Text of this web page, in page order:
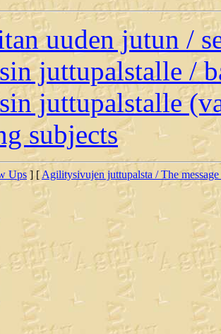
uuden jutun /
juttupalstalle /
juttupalstalle
subjects
Ups ] [Agilitysivujen juttupalsta / The